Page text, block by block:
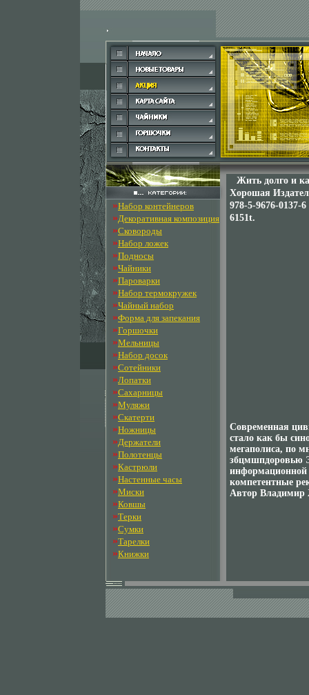
»Набор контейнеров
»Декоративная композиция
»Сковороды
»Набор ложек
»Подносы
»Чайники
»Пароварки
»Набор термокружек
»Чайный набор
»Форма для запекания
»Горшочки
»Мельницы
»Набор досок
»Сотейники
»Лопатки
»Сахарницы
»Муляжи
»Скатерти
»Ножницы
»Держатели
»Полотенцы
»Кастрюли
»Настенные часы
»Миски
»Ковшы
»Терки
»Сумки
»Тарелки
»Книжки
Жить долго и
Хорошая
978-5-9676-0137-
6151t.
Современная
стало как бы
мегаполиса, по
збцмшпдоровью
информационной
компетентные
Автор Владимир